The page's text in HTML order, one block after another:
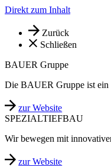
Direkt zum Inhalt
Zurück
Schließen
BAUER Gruppe
Die BAUER Gruppe ist ein
zur Website
SPEZIALTIEFBAU
Wir bewegen mit
zur Website